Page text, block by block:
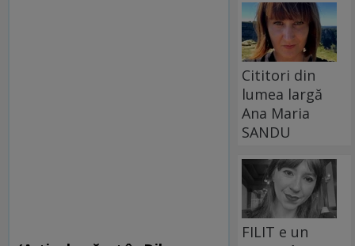
Cititori din
lumea largă
Ana Maria
SANDU
FILIT e un